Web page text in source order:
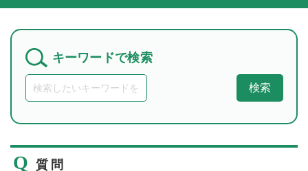
キーワードで検索
検索
Q 質問